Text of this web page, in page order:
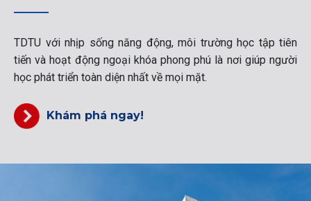
TDTU với nhịp sống năng động, môi trường học tập tiên
tiến và hoạt động ngoại khóa phong phú là nơi giúp người
học phát triển toàn diện nhất về mọi mặt.
Khám phá ngay!